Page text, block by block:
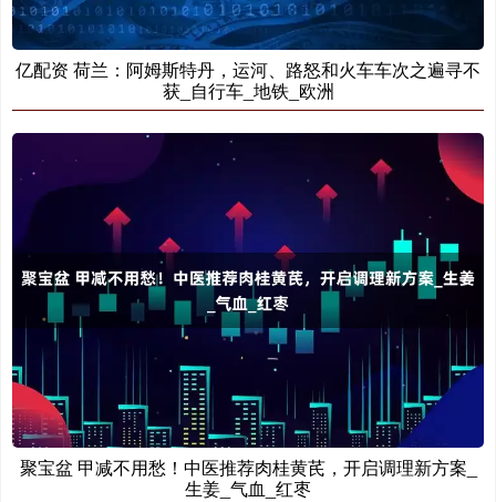
亿配资 荷兰：阿姆斯特丹，运河、路怒和火车车次之遍寻不
获_自行车_地铁_欧洲
聚宝盆 甲减不用愁！中医推荐肉桂黄芪，开启调理新方案_
生姜_气血_红枣